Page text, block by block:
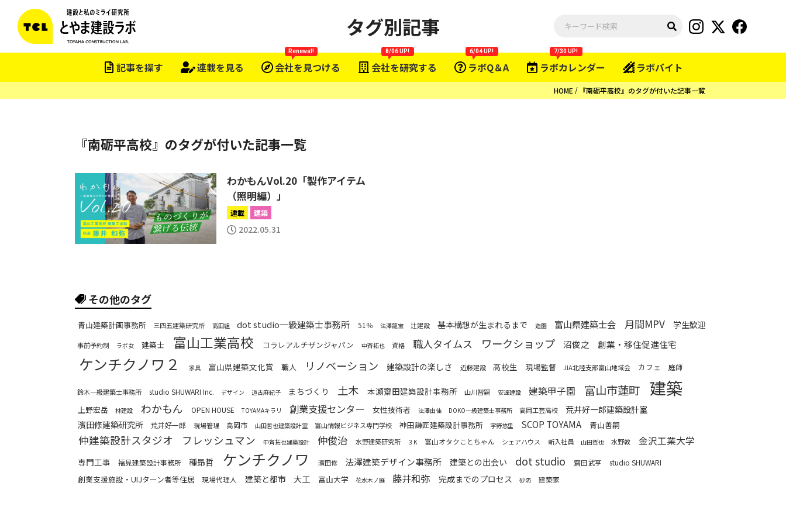
記事を探す 連載を見る 会社を見つける
Renewal!
会社を研究する
8/06 UP!
ラボQ＆A
6/04 UP!
ラボカレンダー
7/30 UP!
ラボバイト
タグ別記事
HOME 『南砺平高校』のタグが付いた記事一覧
『南砺平高校』のタグが付いた記事一覧
わかもんVol.20「製作アイテム
（照明編）」
連載 建築
2022.05.31
その他のタグ
青山建築計画事務所 三四五建築研究所 高田組 dot studio一級建築士事務所 51％ 法澤龍宝 辻建設 基本構想が生まれるまで 造園 富山県建築士会 月間MPV 学生歓迎
事前予約制 ラボ女 建築士 富山工業高校 コラレアルチザンジャパン 中斉拓也 資格 職人タイムス ワークショップ 沼俊之 創業・移住促進住宅
ケンチクノワ２ 家具 富山県建築文化賞 職人 リノベーション 建築設計の楽しさ 近藤建設 高校生 現場監督 JIA北陸支部富山地域会 カフェ 庭師
鈴木一級建築士事務所 studio SHUWARI Inc. デザイン 道古麻紀子 まちづくり 土木 本瀬齋田建築設計事務所 山川智嗣 安達建設 建築甲子園 富山市蓮町 建築
上野宏岳 林建設 わかもん OPEN HOUSE TOYAMAキラリ 創業支援センター 女性技術者 法澤由佳 DOKO一級建築士事務所 高岡工芸高校
荒井好一郎建築設計室
濱田修建築研究所
荒井好一郎 現場管理 高岡市 山田哲也建築設計室 富山情報ビジネス専門学校 神田謙匠建築設計事務所 宇野悠里 SCOP TOYAMA 青山善嗣
仲建築設計スタジオ フレッシュマン 中斉拓也建築設計 仲俊治 水野建築研究所 ３K 富山オタクことちゃん シェアハウス 新入社員 山田哲也 水野敦 金沢工業大学
専門工事 福見建築設計事務所 種昻哲 ケンチクノワ 濱田修 法澤建築デザイン事務所 建築との出会い dot studio 齋田武亨 studio SHUWARI
創業支援施設・UIJターン者等住居 現場代理人 建築と都市 大工 富山大学 花水木ノ庭 藤井和弥 完成までのプロセス 砂防 建築家